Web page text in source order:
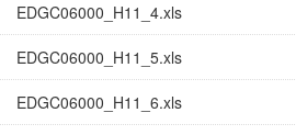
EDGC06000_H11_4.xls
EDGC06000_H11_5.xls
EDGC06000_H11_6.xls